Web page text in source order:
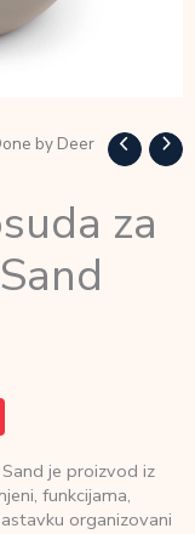
by Deer
za
je proizvod iz
funkcijama,
organizovani